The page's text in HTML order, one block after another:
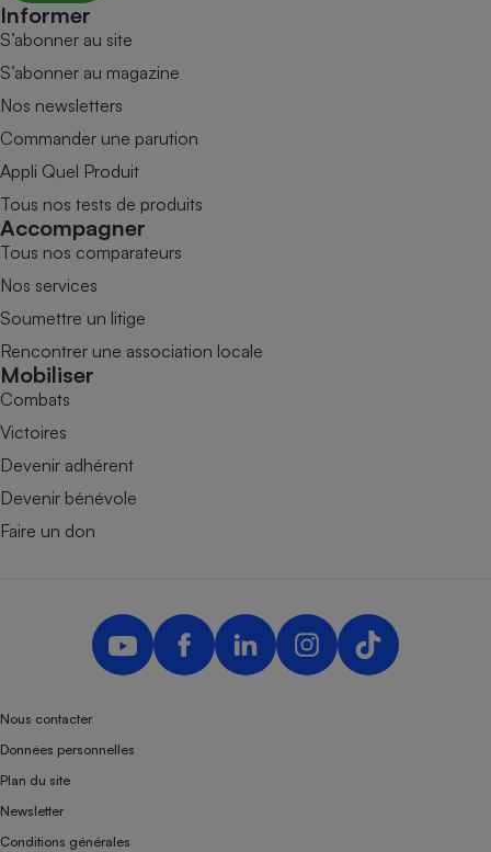
Informer
S’abonner au site
S’abonner au magazine
Nos newsletters
Commander une parution
Appli Quel Produit
Tous nos tests de produits
Accompagner
Tous nos comparateurs
Nos services
Soumettre un litige
Rencontrer une association locale
Mobiliser
Combats
Victoires
Devenir adhérent
Devenir bénévole
Faire un don
Nous contacter
Données personnelles
Plan du site
Newsletter
Conditions générales